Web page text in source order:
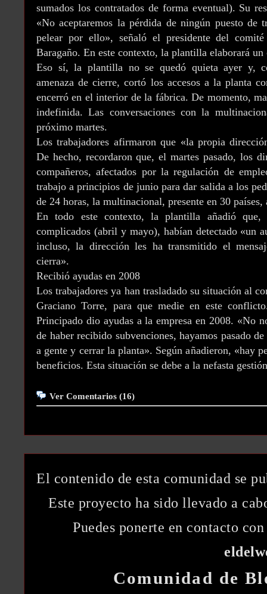
sumados los contratados de forma eventual). Su
«No aceptaremos la pérdida de ningún puesto de
pelear por ello», señaló el presidente del
Baragaño. En este contexto, la plantilla elaborará
Eso sí, la plantilla no se quedó quieta ayer y,
amenaza de cierre, cortó los accesos a la planta
encerró en el interior de la fábrica. De momento,
indefinida. Las conversaciones con la
próximo martes.
Los trabajadores afirmaron que «la propia
De hecho, recordaron que, el martes pasado, los
compañeros, afectados por la regulación de
trabajo a principios de junio para dar salida a los
de 24 horas, la multinacional, presente en 30
En todo este contexto, la plantilla añadió que,
complicados (abril y mayo), habían detectado «un
incluso, la dirección les ha transmitido el
cierra».
Recibió ayudas en 2008
Los trabajadores ya han trasladado su situación al
Graciano Torre, para que medie en este
Principado dio ayudas a la empresa en 2008. «No
de haber recibido subvenciones, hayamos pasado
a gente y cerrar la planta». Según añadieron, «hay
beneficios. Esta situación se debe a la nefasta
Ver Comentarios (16)
El contenido de esta comunidad se
Este proyecto ha sido llevado a
Puedes ponerte en contacto
Comunidad de